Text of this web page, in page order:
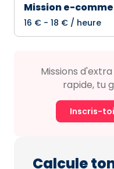
Mission e-
16 € - 18 € / heure
Missions
rapide, tu
Inscris-
Calcule